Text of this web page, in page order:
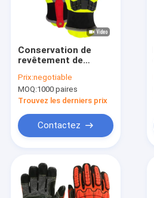
Conservation de
revêtement de
délivrance de larme
grande de gants
résistants de
Prix:negotiable
MOQ:1000 paires
Trouvez les derniers prix
Contactez